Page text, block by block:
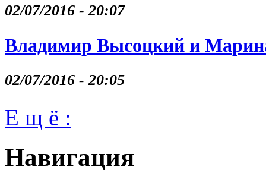
02/07/2016 - 20:07
Владимир Высоцкий и
02/07/2016 - 20:05
Е щ ё :
Навигация